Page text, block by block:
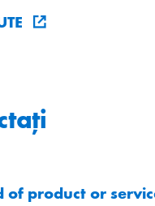
of product or